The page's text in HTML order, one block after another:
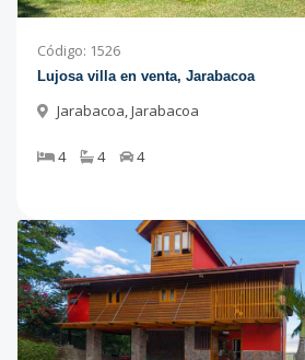
Código: 1526
Lujosa villa en venta, Jarabacoa
Jarabacoa,Jarabacoa
4 4 4